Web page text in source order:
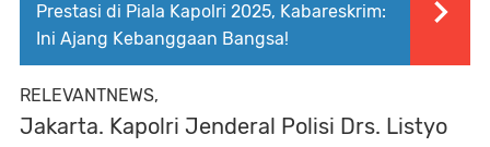
Prestasi di Piala Kapolri 2025, Kabareskrim:
Ini Ajang Kebanggaan Bangsa!
RELEVANTNEWS,
Jakarta. Kapolri Jenderal Polisi Drs. Listyo